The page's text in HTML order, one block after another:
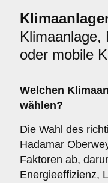
Klimaanlage,
oder mobile
Welchen
wählen?
Die Wahl des
Hadamar
Faktoren ab,
Energieeffizienz,